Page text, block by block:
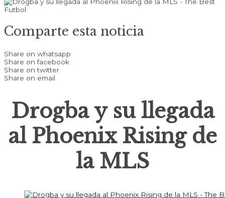
Comparte esta noticia
Share on whatsapp
Share on facebook
Share on twitter
Share on email
Drogba y su llegada
al Phoenix Rising de
la MLS